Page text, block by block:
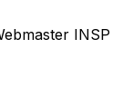
INSP